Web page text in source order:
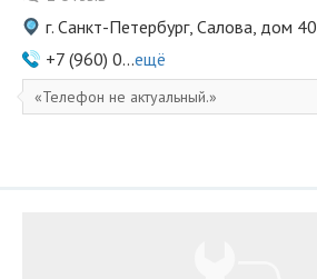
г. Санкт-Петербург, Салова, дом 40
+7 (960) 0...ещё
Телефон не актуальный.